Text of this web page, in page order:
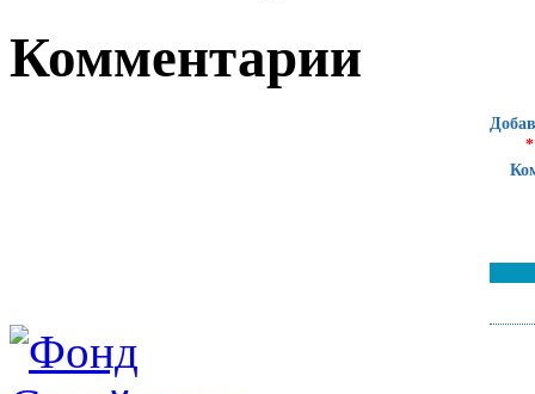
Комментарии
*